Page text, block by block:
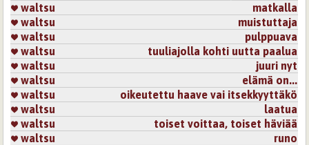
waltsu
matkalla
waltsu
muistuttaja
waltsu
pulppuava
waltsu
tuuliajolla kohti uutta paalua
waltsu
juuri nyt
waltsu
elämä on...
waltsu
oikeutettu haave vai itsekkyyttäkö
waltsu
laatua
waltsu
toiset voittaa, toiset häviää
waltsu
runo